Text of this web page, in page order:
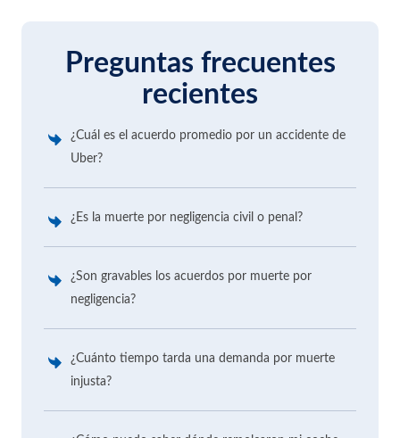
Preguntas frecuentes
recientes
¿Cuál es el acuerdo promedio por un accidente de
Uber?
¿Es la muerte por negligencia civil o penal?
¿Son gravables los acuerdos por muerte por
negligencia?
¿Cuánto tiempo tarda una demanda por muerte
injusta?